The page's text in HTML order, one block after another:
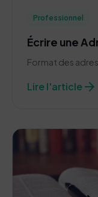
Professionnel
Écrire une
Format des
Lire l'articlearrow_forward